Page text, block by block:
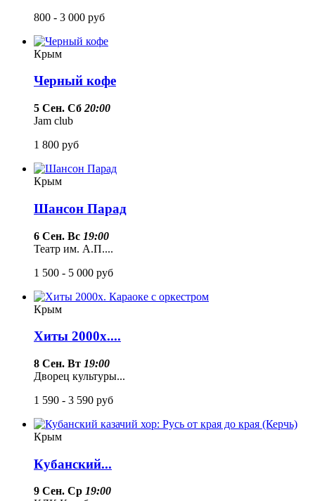
800 - 3 000 руб
Крым
Черный кофе
5 Сен. Сб 20:00
Jam club
1 800 руб
Крым
Шансон Парад
6 Сен. Вс 19:00
Театр им. А.П....
1 500 - 5 000 руб
Крым
Хиты 2000х....
8 Сен. Вт 19:00
Дворец культуры...
1 590 - 3 590 руб
Крым
Кубанский...
9 Сен. Ср 19:00